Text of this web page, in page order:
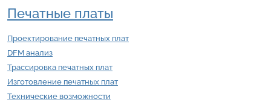
Печатные платы
Проектирование печатных плат
DFM анализ
Трассировка печатных плат
Изготовление печатных плат
Технические возможности